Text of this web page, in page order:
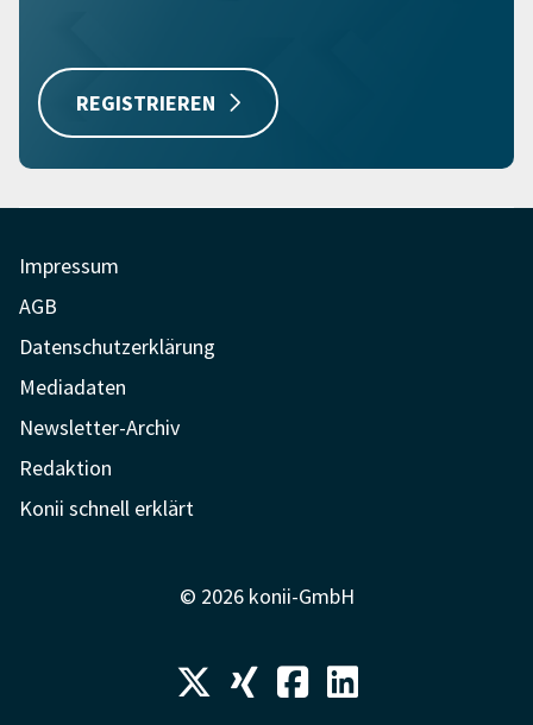
REGISTRIEREN
Impressum
AGB
Datenschutzerklärung
Mediadaten
Newsletter-Archiv
Redaktion
Konii schnell erklärt
© 2026 konii-GmbH